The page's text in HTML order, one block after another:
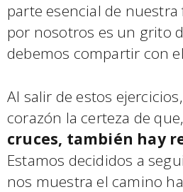
parte esencial de nuestra
por nosotros es un grito
debemos compartir con
Al salir de estos
corazón la certeza de que,
cruces, también hay
Estamos decididos a
nos muestra el camino